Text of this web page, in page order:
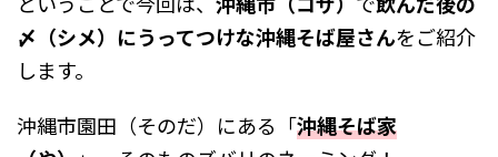
〆（シメ）にうってつけな沖縄そば屋さんをご紹介
します。
沖縄市園田（そのだ）にある「沖縄そば家